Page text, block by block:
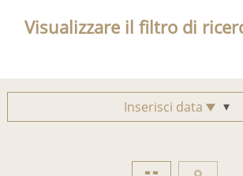
Visualizzare il filtro di
Inserisci data